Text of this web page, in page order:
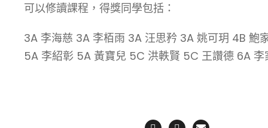
可以修讀課程，得獎同學包括：
3A 李海慈 3A 李栢雨 3A 汪思矜 3A 姚可玥 4B 鮑
5A 李紹彰 5A 黃寶兒 5C 洪軼賢 5C 王讚德 6A 李